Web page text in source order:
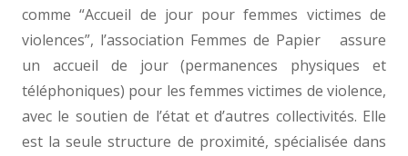
comme “Accueil de jour pour femmes victimes de
violences”, l’association Femmes de Papier assure
un accueil de jour (permanences physiques et
téléphoniques) pour les femmes victimes de violence,
avec le soutien de l’état et d’autres collectivités. Elle
est la seule structure de proximité, spécialisée dans